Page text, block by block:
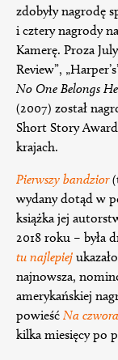
zdobyły nagrodę
i cztery nagrody
Kamerę. Proza
Review”,
No One Belongs
(2007) został
Short Story
krajach.
Pierwszy bandzior(
wydany dotąd w
książka jej
2018 roku – była
tu najlepiej
najnowsza,
amerykańskiej
powieść Na
kilka miesięcy po